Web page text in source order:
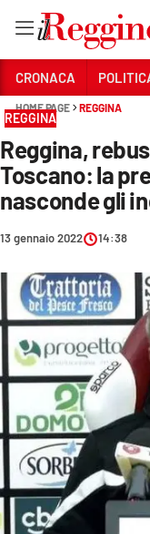
Sezioni
CRONACA
SANITÀ
AMBIENTE
SOCIETÀ
CULTURA
ECONOMIA E LAVORO
EVENTI
SPORT
Streaming
CRONACA
HOME PAGE REGGINA
REGGINA
Reggina,
Toscano: la
nasconde gli
13 gennaio 2022 14:38